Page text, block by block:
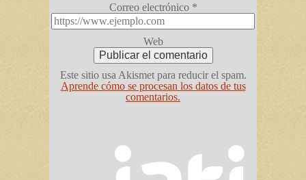
Correo electrónico *
Web
Este sitio usa Akismet para reducir el spam.
Aprende cómo se procesan los datos de tus
comentarios.